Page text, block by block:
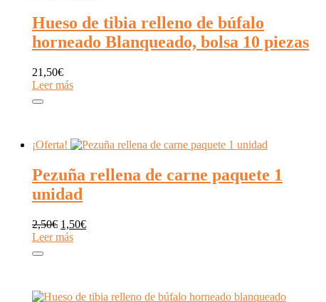
Hueso de tibia relleno de búfalo
horneado Blanqueado, bolsa 10 piezas
21,50€
Leer más
¡Oferta!
Pezuña rellena de carne paquete 1
unidad
2,50€ El
precio
1,50€El
Leer más